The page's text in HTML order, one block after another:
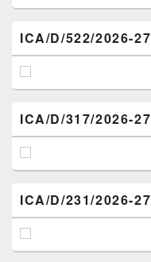
ICA/D/522/2026-27
ICA/D/317/2026-27
ICA/D/231/2026-27